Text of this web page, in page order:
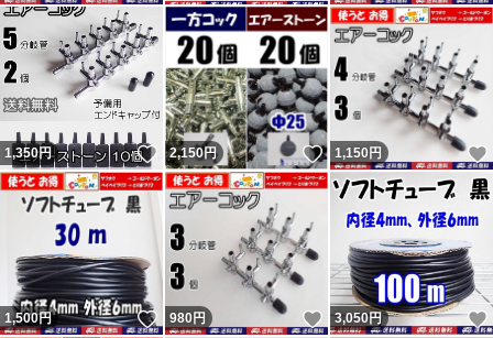
1,350円 いいね！
2,150円 いいね！
1,150 円
1,500円 いいね！
980円 いいね！
3,050円